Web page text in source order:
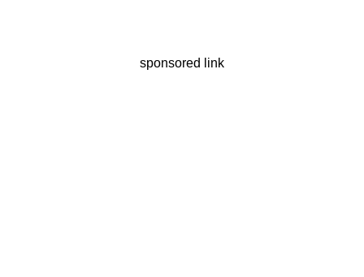
sponsored link